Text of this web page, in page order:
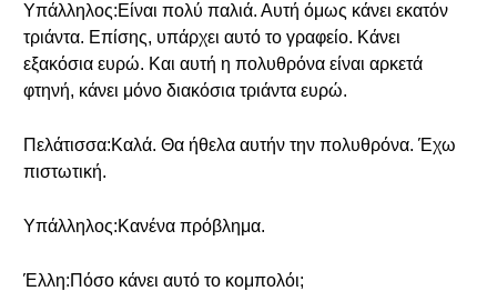
Υπάλληλος:Είναι πολύ παλιά. Αυτή όμως κάνει εκατόν
τριάντα. Επίσης, υπάρχει αυτό το γραφείο. Κάνει
εξακόσια ευρώ. Και αυτή η πολυθρόνα είναι αρκετά
φτηνή, κάνει μόνο διακόσια τριάντα ευρώ.
Πελάτισσα:Καλά. Θα ήθελα αυτήν την πολυθρόνα. Έχω
πιστωτική.
Υπάλληλος:Κανένα πρόβλημα.
Έλλη:Πόσο κάνει αυτό το κομπολόι;